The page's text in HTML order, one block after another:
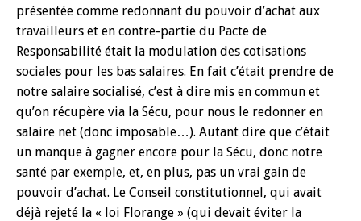
présentée comme redonnant du pouvoir d’achat aux
travailleurs et en contre-partie du Pacte de
Responsabilité était la modulation des cotisations
sociales pour les bas salaires. En fait c’était prendre de
notre salaire socialisé, c’est à dire mis en commun et
qu’on récupère via la Sécu, pour nous le redonner en
salaire net (donc imposable…). Autant dire que c’était
un manque à gagner encore pour la Sécu, donc notre
santé par exemple, et, en plus, pas un vrai gain de
pouvoir d’achat. Le Conseil constitutionnel, qui avait
déjà rejeté la « loi Florange » (qui devait éviter la